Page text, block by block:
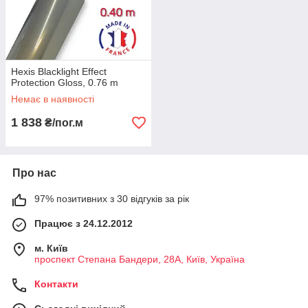
Hexis Blacklight Effect
Protection Gloss, 0.76 m
Немає в наявності
1 838 ₴/пог.м
Про нас
97% позитивних з 30 відгуків за рік
Працює з 24.12.2012
м. Київ
проспект Степана Бандери, 28А, Київ, Україна
Контакти